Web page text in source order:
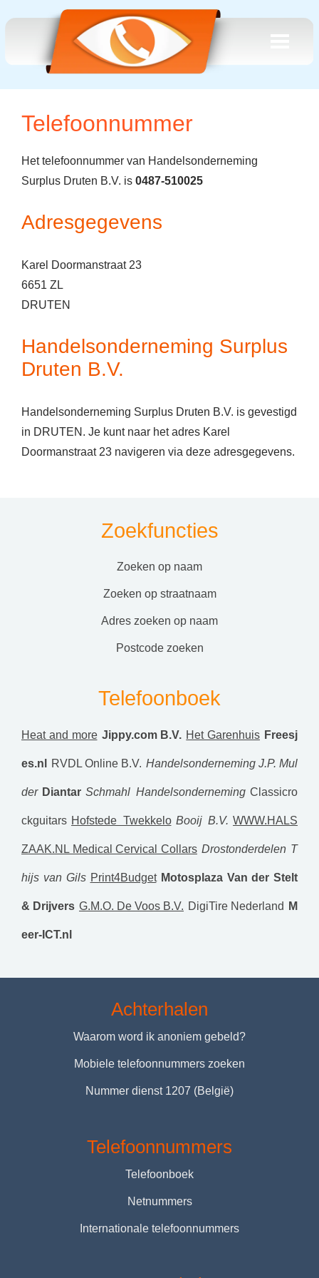
Telefoonnummer
Het telefoonnummer van Handelsonderneming
Surplus Druten B.V. is 0487-510025
Adresgegevens
Karel Doormanstraat 23
6651 ZL
DRUTEN
Handelsonderneming Surplus
Druten B.V.
Handelsonderneming Surplus Druten B.V. is gevestigd
in DRUTEN. Je kunt naar het adres Karel
Doormanstraat 23 navigeren via deze adresgegevens.
Zoekfuncties
zoeken op naam
zoeken op straatnaam
adres zoeken op naam
postcode zoeken
Telefoonboek
Heat and more Jippy.com B.V. Het Garenhuis Freesj
es.nl RVDL Online B.V. Handelsonderneming J.P. Mul
der Diantar Schmahl Handelsonderneming Classicro
ckguitars Hofstede Twekkelo Booij B.V. WWW.HALS
ZAAK.NL Medical Cervical Collars Drostonderdelen T
hijs van Gils Print4Budget Motosplaza Van der Stelt
& Drijvers G.M.O. De Voos B.V. DigiTire Nederland M
eer-ICT.nl
Achterhalen
Waarom word ik anoniem gebeld?
Mobiele telefoonnummers zoeken
Nummer dienst 1207 (België)
Telefoonnummers
Telefoonboek
Netnummers
Internationale telefoonnummers